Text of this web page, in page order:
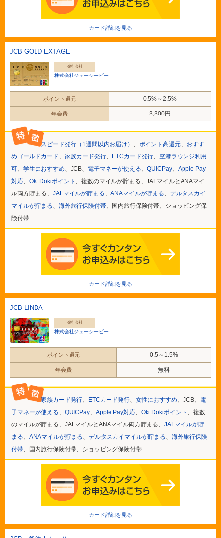
カード詳細を見る
JCB GOLD EXTAGE
発行会社
株式会社ジェーシービー
ポイント還元 0.5%～2.5%
年会費 3,300円
スピード発行（1週間以内お届け） ポイント高還元
おすす
めゴールドカード
家族カード発行 ETCカード発行
空港ラウンジ利用
可
学生におすすめ 、JCB、 電子マネーが使える QUICPay
Apple Pay
対応
Oki Dokiポイント
、複数のマイルが貯まる、JALマイルとANAマイ
ル両方貯まる、 JALマイルが貯まる ANAマイルが貯まる
デルタスカイ
マイルが貯まる
海外旅行保険付帯 、国内旅行保険付帯、ショッピング保
険付帯
カード詳細を見る
JCB LINDA
発行会社
株式会社ジェーシービー
ポイント還元 0.5～1.5%
年会費 無料
家族カード発行、 ETCカード発行、 女性におすすめ、JCB、 電
子マネーが使える、 QUICPay、 Apple Pay対応、 Oki Dokiポイント 、複数
のマイルが貯まる、JALマイルとANAマイル両方貯まる、 JALマイルが貯
まる、 ANAマイルが貯まる、 デルタスカイマイルが貯まる、 海外旅行保険
付帯、国内旅行保険付帯、ショッピング保険付帯
カード詳細を見る